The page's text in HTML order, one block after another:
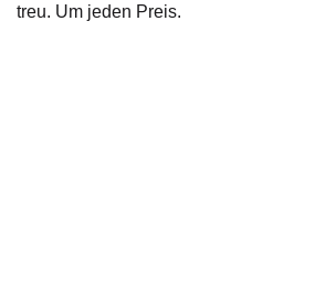
treu. Um jeden Preis.